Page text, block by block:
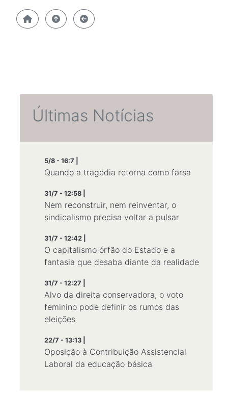
Últimas Notícias
5/8 - 16:7 |
Quando a tragédia retorna como farsa
31/7 - 12:58 |
Nem reconstruir, nem reinventar, o
sindicalismo precisa voltar a pulsar
31/7 - 12:42 |
O capitalismo órfão do Estado e a
fantasia que desaba diante da realidade
31/7 - 12:27 |
Alvo da direita conservadora, o voto
feminino pode definir os rumos das
eleições
22/7 - 13:13 |
Oposição à Contribuição Assistencial
Laboral da educação básica